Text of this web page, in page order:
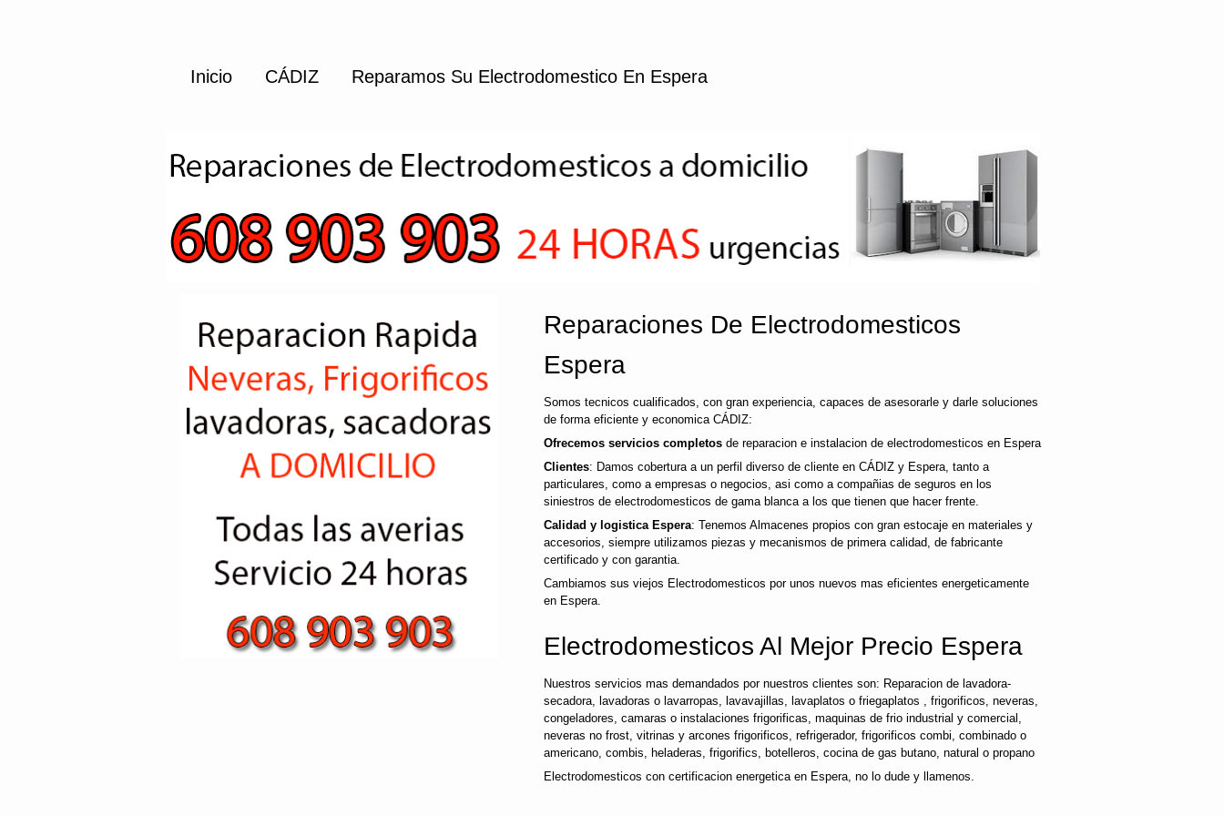
Inicio CÁDIZ Reparamos Su Electrodomestico En Espera
Reparaciones De Electrodomesticos
Espera
Somos tecnicos cualificados, con gran experiencia, capaces de asesorarle y darle soluciones
de forma eficiente y economica CÁDIZ:
Ofrecemos servicios completos de reparacion e instalacion de electrodomesticos en Espera
Clientes: Damos cobertura a un perfil diverso de cliente en CÁDIZ y Espera, tanto a
particulares, como a empresas o negocios, asi como a compañias de seguros en los
siniestros de electrodomesticos de gama blanca a los que tienen que hacer frente.
Calidad y logistica Espera: Tenemos Almacenes propios con gran estocaje en materiales y
accesorios, siempre utilizamos piezas y mecanismos de primera calidad, de fabricante
certificado y con garantia.
Cambiamos sus viejos Electrodomesticos por unos nuevos mas eficientes energeticamente
en Espera.
Electrodomesticos Al Mejor Precio Espera
Nuestros servicios mas demandados por nuestros clientes son: Reparacion de lavadora-
secadora, lavadoras o lavarropas, lavavajillas, lavaplatos o friegaplatos , frigorificos, neveras,
congeladores, camaras o instalaciones frigorificas, maquinas de frio industrial y comercial,
neveras no frost, vitrinas y arcones frigorificos, refrigerador, frigorificos combi, combinado o
americano, combis, heladeras, frigorifics, botelleros, cocina de gas butano, natural o propano
Electrodomesticos con certificacion energetica en Espera, no lo dude y llamenos.